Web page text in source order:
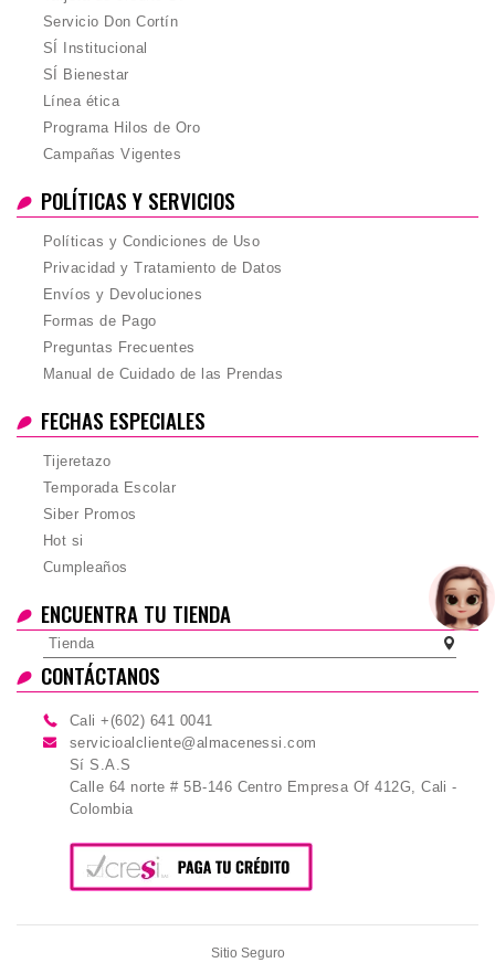
Servicio Don Cortín
SÍ Institucional
SÍ Bienestar
Línea ética
Programa Hilos de Oro
Campañas Vigentes
POLÍTICAS Y SERVICIOS
Políticas y Condiciones de Uso
Privacidad y Tratamiento de Datos
Envíos y Devoluciones
Formas de Pago
Preguntas Frecuentes
Manual de Cuidado de las Prendas
FECHAS ESPECIALES
Tijeretazo
Temporada Escolar
Siber Promos
Hot si
Cumpleaños
ENCUENTRA TU TIENDA
Tienda
CONTÁCTANOS
Cali +(602) 641 0041
servicioalcliente@almacenessi.com
Sí S.A.S
Calle 64 norte # 5B-146 Centro Empresa Of 412G, Cali -
Colombia
Sitio Seguro